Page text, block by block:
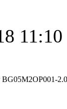
11:10